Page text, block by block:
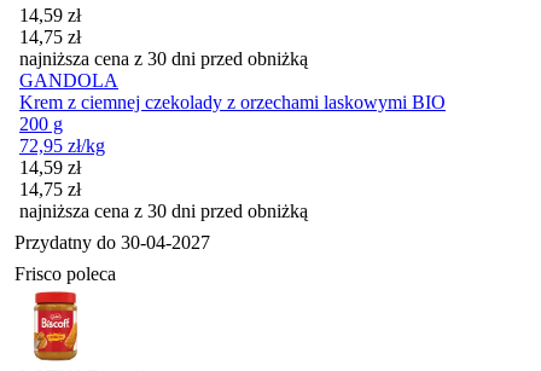
Cena promocyjna
14,59 zł
14,75 zł
najniższa cena z 30 dni przed obniżką
GANDOLA
Krem z ciemnej czekolady z orzechami laskowymi BIO
200 g
72,95 zł/kg
Cena promocyjna
14,59 zł
14,75 zł
najniższa cena z 30 dni przed obniżką
Przydatny do 30-04-2027
Frisco poleca